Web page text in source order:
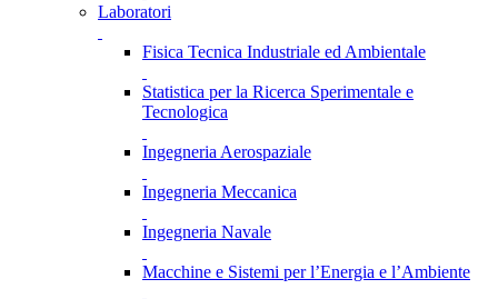
Laboratori
Fisica Tecnica Industriale ed Ambientale
Statistica per la Ricerca Sperimentale e
Tecnologica
Ingegneria Aerospaziale
Ingegneria Meccanica
Ingegneria Navale
Macchine e Sistemi per l’Energia e l’Ambiente